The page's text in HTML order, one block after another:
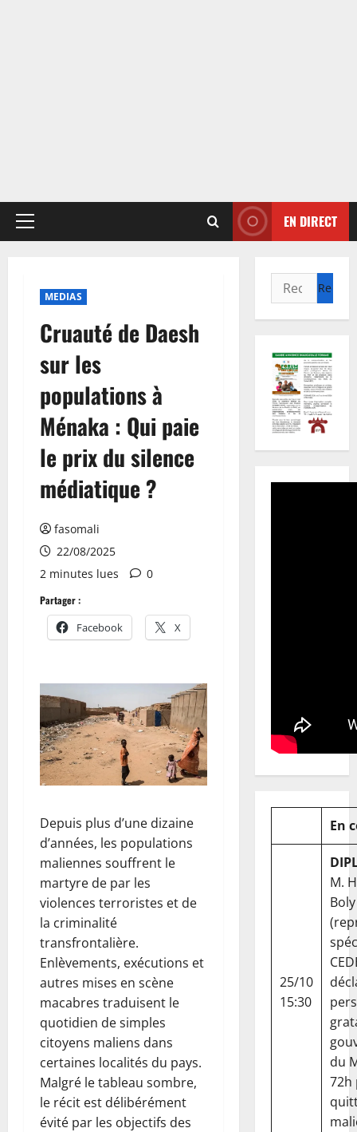
Menu
EN DIRECT
MEDIAS
Cruauté de Daesh
sur les
populations à
Ménaka : Qui paie
le prix du silence
médiatique ?
fasomali
22/08/2025
2 minutes lues
0
Partager :
Facebook X
Depuis plus d’une dizaine
d’années, les populations
maliennes souffrent le
martyre de par les
violences terroristes et de
la criminalité
transfrontalière.
Enlèvements, exécutions et
autres mises en scène
macabres traduisent le
quotidien de simples
citoyens maliens dans
certaines localités du pays.
Malgré le tableau sombre,
le récit est délibérément
évité par les objectifs des
Rechercher :
En
25/10
15:30
M.
Boly
du
72h